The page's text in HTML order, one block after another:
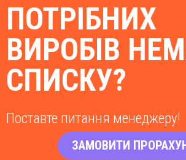
ПОТРІБНИХ
ВИРОБІВ
СПИСКУ?
Поставте питання менеджеру!
ЗАМОВИТИ